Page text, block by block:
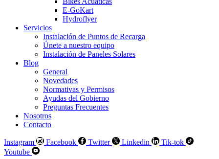
E-GoKart
Hydroflyer
Servicios
Instalación de Puntos de Recarga
Únete a nuestro equipo
Instalación de Paneles Solares
Blog
General
Novedades
Normativas y Permisos
Ayudas del Gobierno
Preguntas Frecuentes
Nosotros
Contacto
Instagram Facebook Twitter Linkedin
Tik-tok
Youtube